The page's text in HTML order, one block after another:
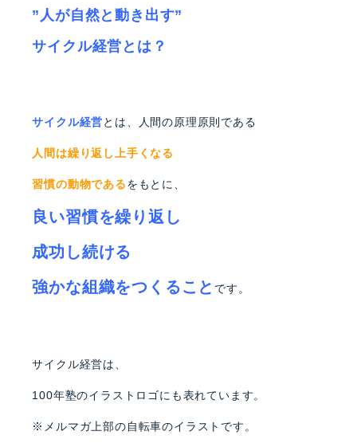
”人が自然と動き出す”
サイクル経営とは？
サイクル経営とは、人間の原理原則である
人間は繰り返し上手くなる
習慣の動物であるをもとに、
良い習慣を繰り返し
成功し続ける
強かな組織をつくること です。
サイクル経営は、
100年塾のイラストロゴにも表れています。
※メルマガ上部の自転車のイラストです。